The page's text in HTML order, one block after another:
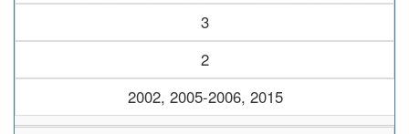
3
2
2002, 2005-2006, 2015